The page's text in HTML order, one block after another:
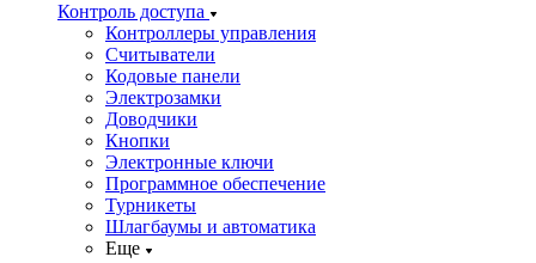
Контроль доступа
Контроллеры управления
Считыватели
Кодовые панели
Электрозамки
Доводчики
Кнопки
Электронные ключи
Программное обеспечение
Турникеты
Шлагбаумы и автоматика
Еще